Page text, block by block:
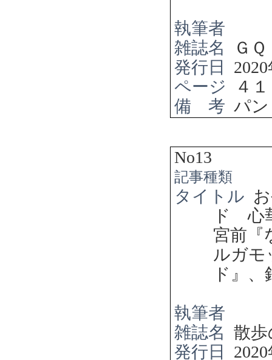
執筆者
雑誌名
Ｇ
発行日
2020
ページ
４１
備 考 パ
No13
記事種類
タイトル
ド 心
宮前『
ルガ
ド』
執筆者
雑誌名 散歩
発行日
2020